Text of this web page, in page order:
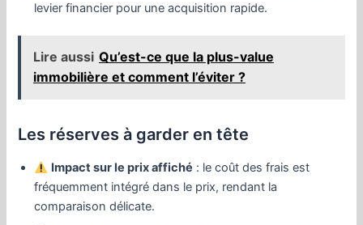
levier financier pour une acquisition rapide.
Lire aussi Qu’est-ce que la plus-value
immobilière et comment l’éviter ?
Les réserves à garder en tête
Impact sur le prix affiché : le coût des frais est
fréquemment intégré dans le prix, rendant la
comparaison délicate.